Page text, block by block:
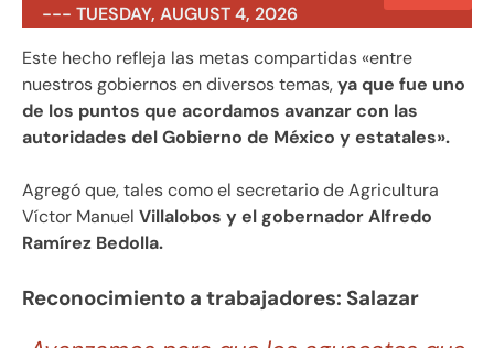
--- TUESDAY, AUGUST 4, 2026
Este hecho refleja las metas compartidas «entre
nuestros gobiernos en diversos temas,ya que fue uno
de los puntos que acordamos avanzar con las
autoridades del Gobierno de México y estatales».
Agregó que, tales como el secretario de Agricultura
Víctor Manuel Villalobos y el gobernador Alfredo
Ramírez Bedolla.
Reconocimiento a trabajadores: Salazar